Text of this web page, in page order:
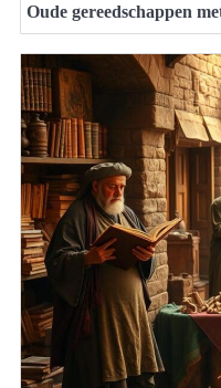
Oude gereedschappen